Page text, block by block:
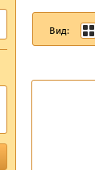
Вид: